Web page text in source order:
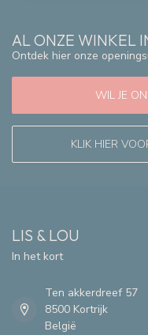
AL ONZE WINKEL
Ontdek hier onze
WIL JE
KLIK HIER
LIS & LOU
In het kort
Ten akkerdreef 57
8500 Kortrijk
België